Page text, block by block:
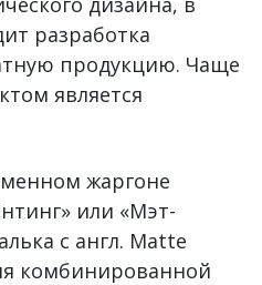
разработка
продукцию. Чаще
является
жаргоне
или «Мэт-
с англ. Matte
комбинированной